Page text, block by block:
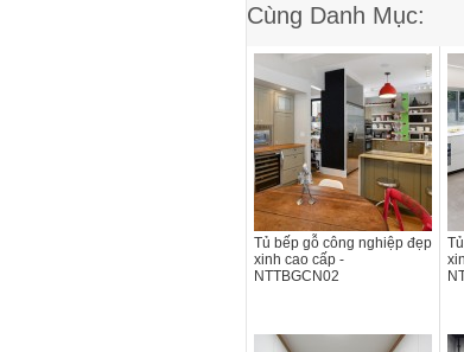
Cùng Danh Mục:
Tủ bếp gỗ công nghiệp đẹp
xinh cao cấp -
NTTBGCN02